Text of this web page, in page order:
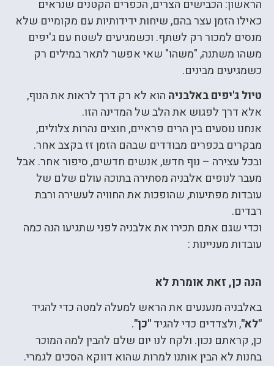
הראשון: הכבישים הצרים, הכפרים הקטנים שנראים
כאילו הזמן עצר בהם, שיחות ידידותיות עם מקומיים שלא
מנסים למכור רק לשתף. וכשמגיעים לשטח עם ג'יפים
משהו משתנה, "משהו" שאי אפשר לתאר במילים רק
כשמגיעים מבינים.
טיול ג'יפים באלבניה הוא לא רק דרך לראות את הנוף,
אלא דרך לפגוש את הלב של המדינה הזו.
אנחנו נוסעים בין הרים פראיים, חוצים נהרות צלולים,
מבקרים בכפרים מבודדים שבהם הזמן זז בקצב אחר.
ובכל עצירה – נוף חדש, אנשים חדשים, סיפור אחר. אבל
מעבר לנופים אלבניה מסתירה בתוכה עולם שלם של
עובדות מפתיעות, שהופכות את החוויה לעשירה ורבת
רבדים.
וכדי שגם אתם תכירו את אלבניה לפני שתגיעו הנה כמה
עובדות מעניינות :
הנה כן, זאת אומרת לא
באלבניה מנענעים את הראש למעלה למטה כדי להגיד
"לא", ולצדדים כדי להגיד"כן"
.
כן, קראתם נכון. ולקח לנו יום שלם להבין למה המוכר
בחנות לא הבין אותנו למרות שהוא דווקא הסכים לגמרי.